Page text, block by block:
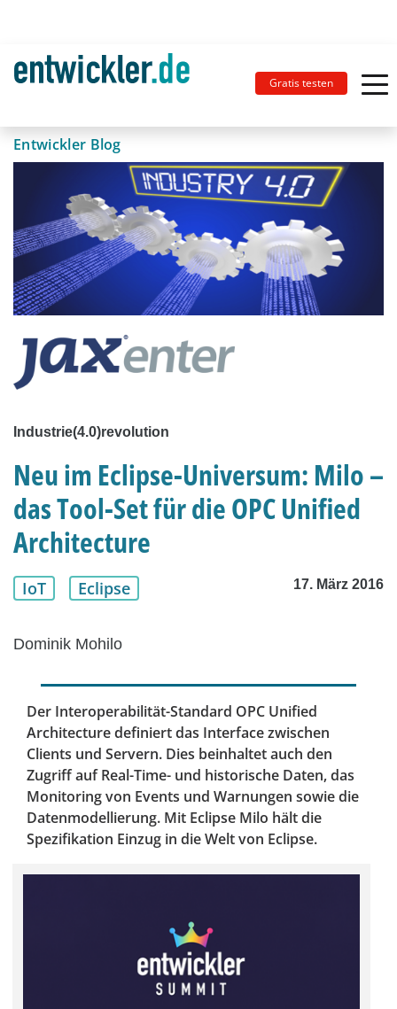
Gratis testen
Entwickler Blog
Industrie(4.0)revolution
Neu im Eclipse-Universum: Milo –
das Tool-Set für die OPC Unified
Architecture
IoT Eclipse 17. März 2016
Dominik Mohilo
Der Interoperabilität-Standard OPC Unified
Architecture definiert das Interface zwischen
Clients und Servern. Dies beinhaltet auch den
Zugriff auf Real-Time- und historische Daten, das
Monitoring von Events und Warnungen sowie die
Datenmodellierung. Mit Eclipse Milo hält die
Spezifikation Einzug in die Welt von Eclipse.